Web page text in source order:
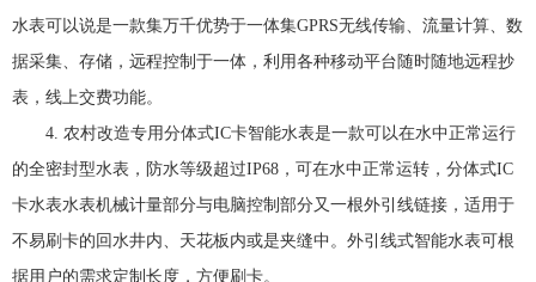
水表可以说是一款集万千优势于一体集GPRS无线传输、流量计算、数
据采集、存储，远程控制于一体，利用各种移动平台随时随地远程抄
表，线上交费功能。
4. 农村改造专用分体式IC卡智能水表是一款可以在水中正常运行
的全密封型水表，防水等级超过IP68 ，可在水中正常运转，分体式IC
卡水表水表机械计量部分与电脑控制部分又一根外引线链接，适用于
不易刷卡的回水井内、天花板内或是夹缝中。外引线式智能水表可根
据用户的需求定制长度，方便刷卡。